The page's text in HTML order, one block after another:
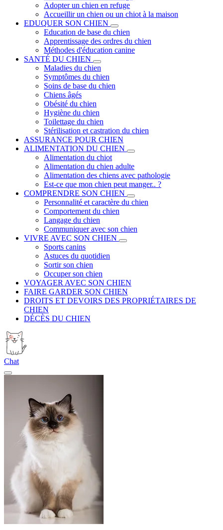
Adopter un chien en refuge
Accueillir un chien ou un chiot à la maison
EDUQUER SON CHIEN
Education de base du chien
Apprentissage des ordres du chien
Méthodes d'éducation canine
SANTÉ DU CHIEN
Maladies du chien
Symptômes du chien
Soins de base du chien
Chiens âgés
Obésité du chien
Hygiène du chien
Toilettage du chien
Stérilisation et castration du chien
ASSURANCE POUR CHIEN
ALIMENTATION DU CHIEN
Alimentation du chiot
Alimentation du chien adulte
Alimentation des chiens avec pathologie
Est-ce que mon chien peut manger.. ?
COMPRENDRE SON CHIEN
Personnalité et caractère du chien
Comportement du chien
Langage du chien
Communiquer avec son chien
VIVRE AVEC SON CHIEN
Sports canins
Astuces du quotidien
Sortir son chien
Occuper son chien
VOYAGER AVEC SON CHIEN
FAIRE GARDER SON CHIEN
DROITS ET DEVOIRS DES PROPRIÉTAIRES DE
CHIEN
DÉCÈS DU CHIEN
Chat